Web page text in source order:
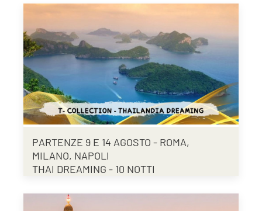
PARTENZE 9 E 14 AGOSTO - ROMA,
MILANO, NAPOLI
THAI DREAMING - 10 NOTTI